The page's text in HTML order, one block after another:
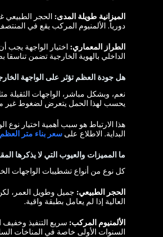
الميزانية طويلة المدى: الحجر الطبيعي
دورياً. الألمنيوم المركب يقع في
الطراز المعماري: اختيار الواجهة
الداخلي بالهوية الخارجية تضمن
هل جودة العظم تؤثر على الواجهة
نعم، وبشكل مباشر، الواجهات الثقيلة
يحسب لهذا الحمل يتعرض لضغوط غير
هذا الارتباط هو سبب أهمية اختيار
البداية. الاطلاع علىسعر بناء متر العظم
ما المميزات والعيوب التي لا يذكرها
كل نوع من أنواع تشطيبات الواجهات
الحجر الطبيعي: جميل وطويل العمر،
العالية إذا لم يعامل بطبقة واقية.
الألمنيوم المركب: سريع التنفيذ وخفيف
السنوات الأولى خاصة في المناخات